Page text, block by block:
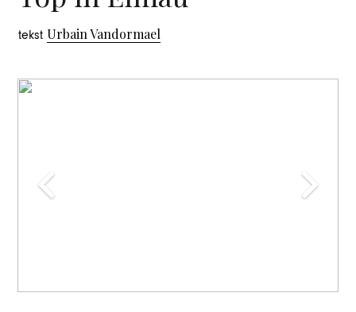
tekst Urbain Vandormael